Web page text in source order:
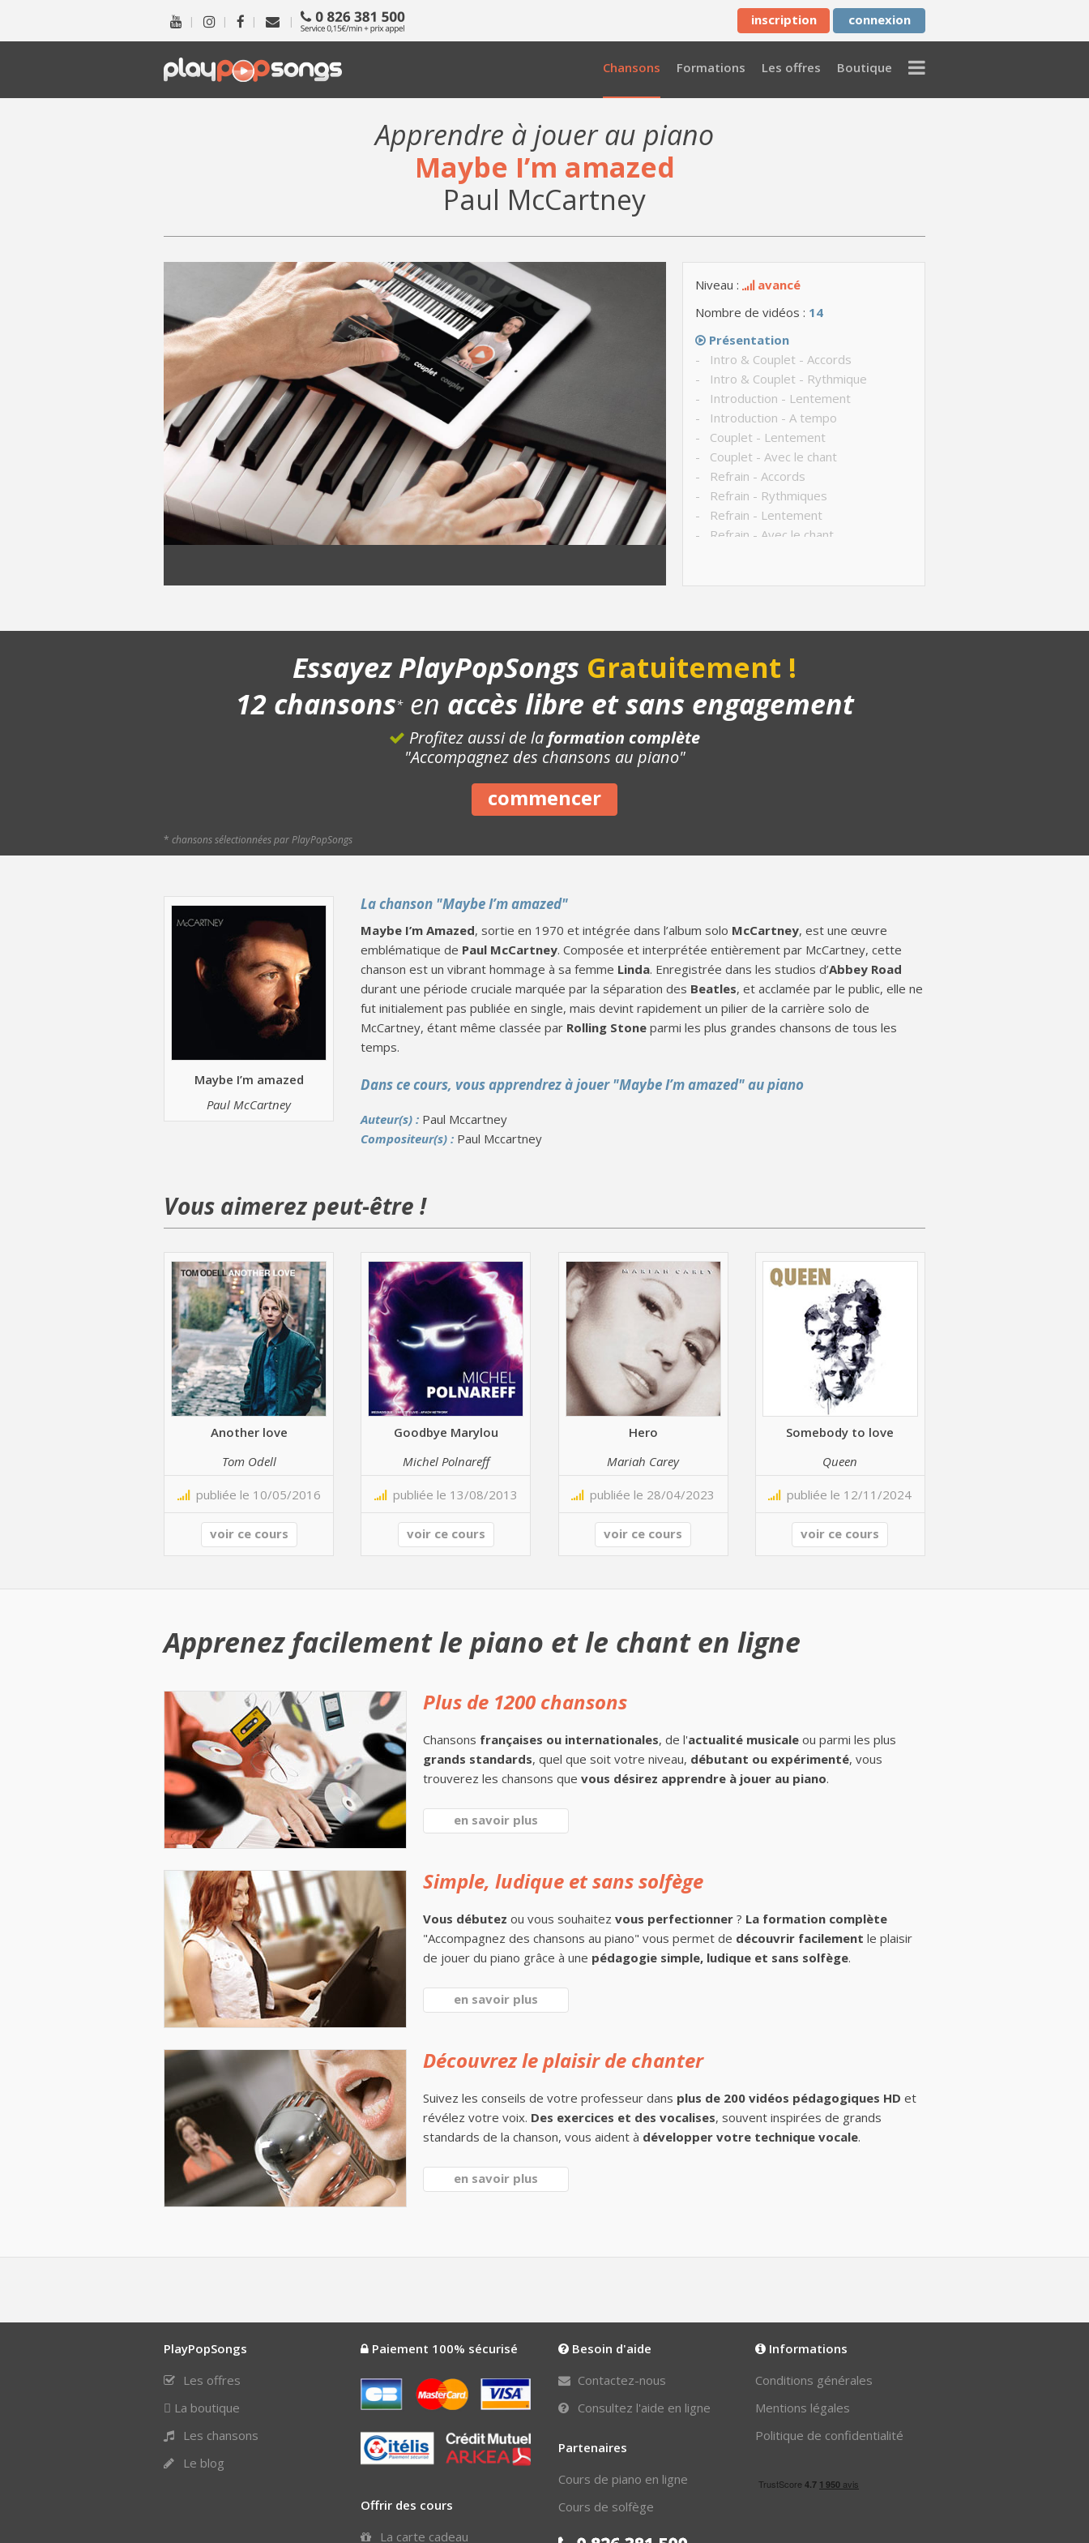
| | | | inscription connexion
Chansons Formations Les offres Boutique Menu
Apprendre à jouer au piano
Maybe I’m amazed
Paul McCartney
Niveau :
avancé
Nombre de vidéos : 14
Présentation
- Intro & Couplet - Accords
- Intro & Couplet - Rythmique
- Introduction - Lentement
- Introduction - A tempo
- Couplet - Lentement
- Couplet - Avec le chant
- Refrain - Accords
- Refrain - Rythmiques
- Refrain - Lentement
- Refrain - Avec le chant
Essayez PlayPopSongs Gratuitement !
12 chansons*en accès libre et sans engagement
Profitez aussi de la formation complète
"Accompagnez des chansons au piano"
commencer
* chansons sélectionnées par PlayPopSongs
Maybe I’m amazed
Paul McCartney
La chanson "Maybe I’m amazed"
Maybe I’m Amazed, sortie en 1970 et intégrée dans l’album solo McCartney, est une œuvre
emblématique de Paul McCartney. Composée et interprétée entièrement par McCartney, cette
chanson est un vibrant hommage à sa femme Linda. Enregistrée dans les studios d’Abbey Road
durant une période cruciale marquée par la séparation des Beatles, et acclamée par le public, elle ne
fut initialement pas publiée en single, mais devint rapidement un pilier de la carrière solo de
McCartney, étant même classée par Rolling Stone parmi les plus grandes chansons de tous les
temps.
Dans ce cours, vous apprendrez à jouer "Maybe I’m amazed" au piano
Auteur(s) : Paul Mccartney
Compositeur(s) : Paul Mccartney
Vous aimerez peut-être !
Another love
Tom Odell
publiée le 10/05/2016
voir ce cours
Goodbye Marylou
Michel Polnareff
publiée le 13/08/2013
voir ce cours
Hero
Mariah Carey
publiée le 28/04/2023
voir ce cours
Somebody to love
Queen
publiée le 12/11/2024
voir ce cours
Apprenez facilement le piano et le chant en ligne
Plus de 1200 chansons
Chansons françaises ou internationales, de l'actualité musicale ou parmi les plus
grands standards, quel que soit votre niveau, débutant ou expérimenté, vous
trouverez les chansons que vous désirez apprendre à jouer au piano.
en savoir plus
Simple, ludique et sans solfège
Vous débutez ou vous souhaitez vous perfectionner ? La formation complète
"Accompagnez des chansons au piano" vous permet de découvrir facilement le plaisir
de jouer du piano grâce à une pédagogie simple, ludique et sans solfège.
en savoir plus
Découvrez le plaisir de chanter
Suivez les conseils de votre professeur dans plus de 200 vidéos pédagogiques HD et
révélez votre voix. Des exercices et des vocalises, souvent inspirées de grands
standards de la chanson, vous aident à développer votre technique vocale.
en savoir plus
PlayPopSongs
Les offres
La boutique
Les chansons
Le blog
Paiement 100% sécurisé
Offrir des cours
La carte cadeau
Besoin d'aide
Contactez-nous
Consultez l'aide en ligne
Partenaires
Cours de piano en ligne
Cours de solfège
Informations
Conditions générales
Mentions légales
Politique de confidentialité